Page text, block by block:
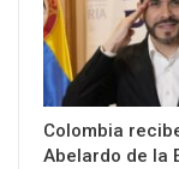
Colombia
Abelardo de la